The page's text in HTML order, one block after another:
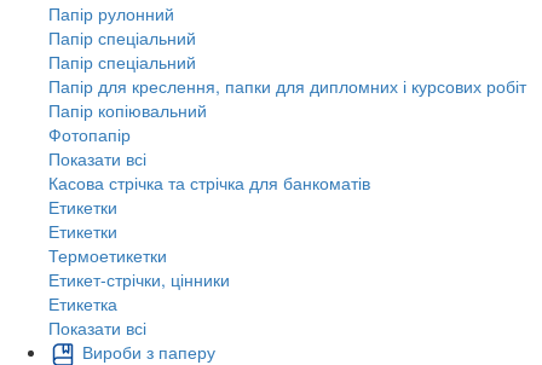
Папір рулонний
Папір спеціальний
Папір спеціальний
Папір для креслення, папки для дипломних і курсових робіт
Папір копіювальний
Фотопапір
Показати всі
Касова стрічка та стрічка для банкоматів
Етикетки
Етикетки
Термоетикетки
Етикет-стрічки, цінники
Етикетка
Показати всі
Вироби з паперу